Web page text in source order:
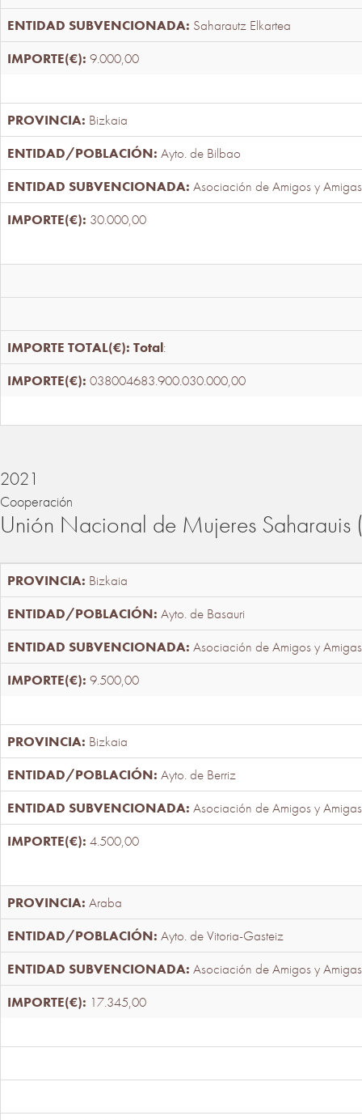
Saharautz Elkartea
9.000,00
Bizkaia
Ayto. de Bilbao
Asociación de Amigos y
30.000,00
Total:
038004683.900.030.000,00
2021
Cooperación
Unión Nacional de Mujeres
Bizkaia
Ayto. de Basauri
Asociación de Amigos y
9.500,00
Bizkaia
Ayto. de Berriz
Asociación de Amigos y
4.500,00
Araba
Ayto. de Vitoria-Gasteiz
Asociación de Amigos y
17.345,00